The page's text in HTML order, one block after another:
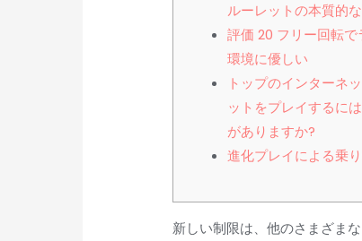
ルーレットの本質的
評価 20 フリー回転
環境に優しい
トップのインターネ
ットをプレイするに
がありますか?
進化プレイによる乗
新しい制限は、他のさまざま